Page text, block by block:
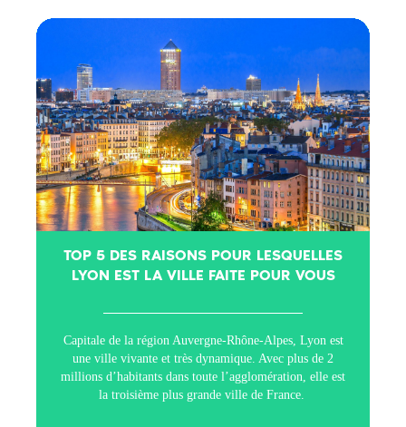
TOP 5 DES RAISONS POUR LESQUELLES
LYON EST LA VILLE FAITE POUR VOUS
Capitale de la région Auvergne-Rhône-Alpes, Lyon est
une ville vivante et très dynamique. Avec plus de 2
millions d’habitants dans toute l’agglomération, elle est
la troisième plus grande ville de France.